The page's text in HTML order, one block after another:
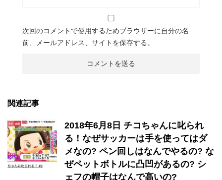
次回のコメントで使用するためブラウザーに自分の名
前、メールアドレス、サイトを保存する。
関連記事
2018年6月8日 チコちゃんに叱られ
る！なぜサッカーは手を使ってはダ
メなの? ペン回しはなんでやるの? な
ぜペットボトルに凸凹があるの? シ
ェフの帽子はなんで高いの?